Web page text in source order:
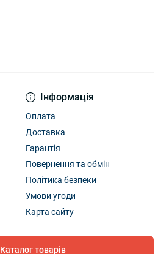
Інформація
Оплата
Доставка
Гарантія
Повернення та обмін
Політика безпеки
Умови угоди
Карта сайту
Каталог товарів